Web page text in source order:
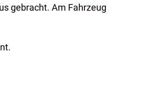
gebracht. Am Fahrzeug